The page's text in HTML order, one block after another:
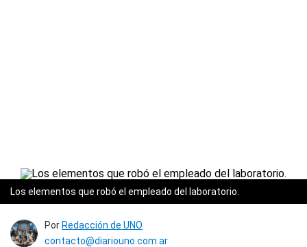
Los elementos que robó el empleado del laboratorio.
Por Redacción de UNO
contacto@diariouno.com.ar